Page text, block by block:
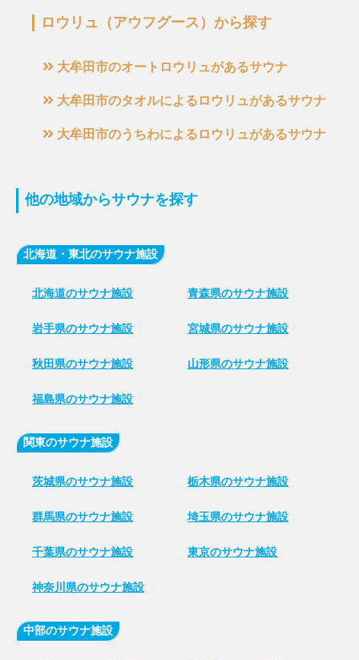
ロウリュ（アウフグース）から探す
大牟田市のオートロウリュがあるサウナ
大牟田市のタオルによるロウリュがあるサウナ
大牟田市のうちわによるロウリュがあるサウナ
他の地域からサウナを探す
北海道・東北のサウナ施設
北海道のサウナ施設 青森県のサウナ施設
岩手県のサウナ施設 宮城県のサウナ施設
秋田県のサウナ施設 山形県のサウナ施設
福島県のサウナ施設
関東のサウナ施設
茨城県のサウナ施設 栃木県のサウナ施設
群馬県のサウナ施設 埼玉県のサウナ施設
千葉県のサウナ施設 東京のサウナ施設
神奈川県のサウナ施設
中部のサウナ施設